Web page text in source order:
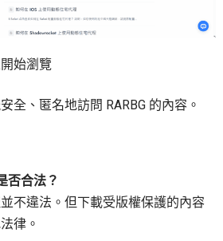
始瀏覽
全、匿名地訪問 RARBG 的內容。
否合法？
不違法。但下載受版權保護的內容
律。